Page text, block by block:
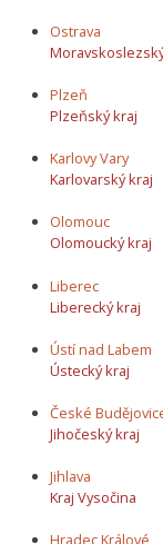
Ostrava
Plzeň
Plzeňský kraj
Karlovy Vary
Karlovarský kraj
Olomouc
Olomoucký kraj
Liberec
Liberecký kraj
Ústí nad Labem
Ústecký kraj
České
Jihočeský kraj
Jihlava
Kraj Vysočina
Hradec Králové